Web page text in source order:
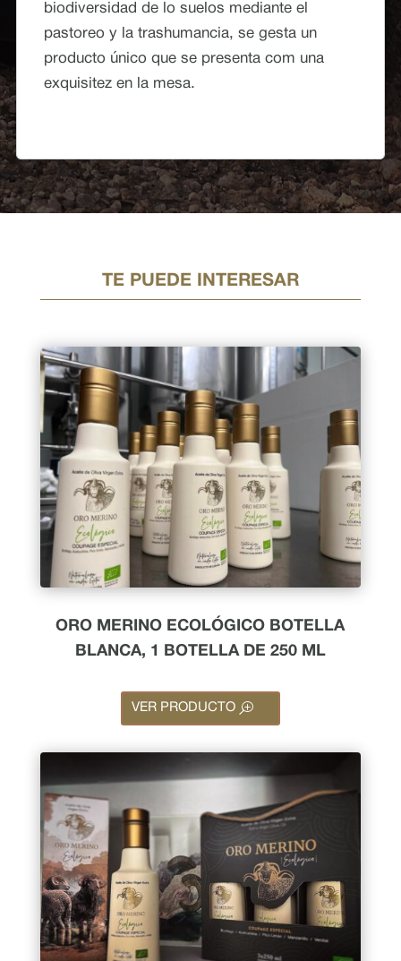
biodiversidad de lo suelos mediante el
pastoreo y la trashumancia, se gesta un
producto único que se presenta com una
exquisitez en la mesa.
TE PUEDE INTERESAR
ORO MERINO ECOLÓGICO BOTELLA
BLANCA, 1 BOTELLA DE 250 ML
VER PRODUCTO